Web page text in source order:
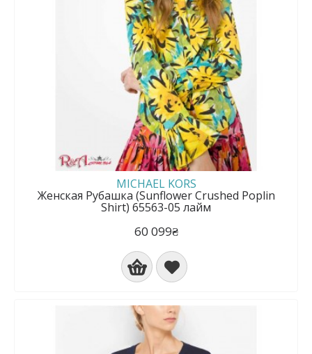
MICHAEL KORS
Женская Рубашка (Sunflower Crushed Poplin
Shirt) 65563-05 лайм
60 099₴